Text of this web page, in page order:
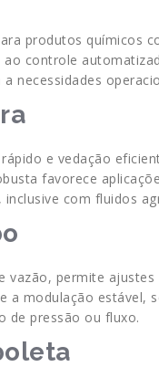
produtos químicos
controle
necessidades
e vedação
favorece
com fluidos
vazão, permite
a modulação estável,
de pressão ou fluxo.